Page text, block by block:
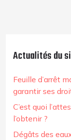
Actualités du
Feuille d’arrêt
garantir ses
C’est quoi
l’obtenir ?
Dégâts des